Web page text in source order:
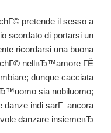
pretende il sesso a
scordato di portarsi un
ricordarsi una buona
nellвЂ™amore ГЁ
dunque cacciata
sia nobiluomo;
danze indi sarГ ancora
danzare insiemeвЂ¦